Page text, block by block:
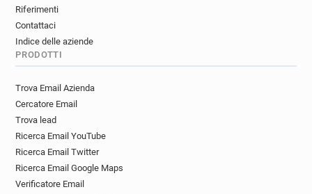
Riferimenti
Contattaci
Indice delle aziende
PRODOTTI
Trova Email Azienda
Cercatore Email
Trova lead
Ricerca Email YouTube
Ricerca Email Twitter
Ricerca Email Google Maps
Verificatore Email